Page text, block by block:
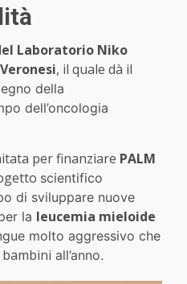
Laboratorio Niko
, il quale dà il
della
dell’oncologia
per finanziare PALM
scientifico
di sviluppare nuove
la leucemia mieloide
molto aggressivo che
bambini all’anno.